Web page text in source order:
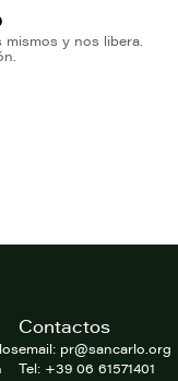
y nos libera.
Contactos
email: pr@sancarlo.org
Tel: +39 06 61571401